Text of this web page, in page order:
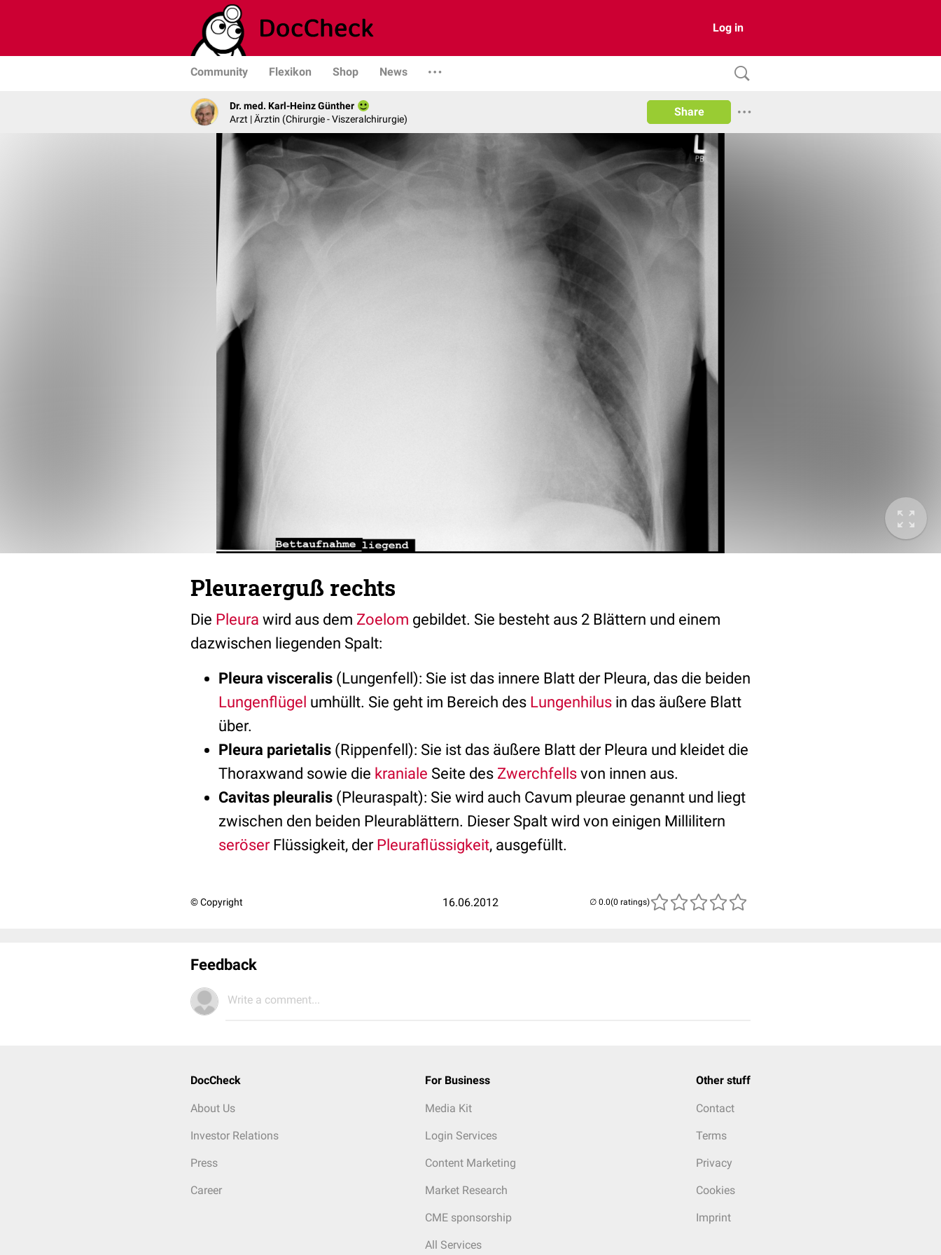
Log in
Community Flexikon Shop News
Dr. med. Karl-Heinz Günther
Arzt | Ärztin (Chirurgie - Viszeralchirurgie)
Share
Pleuraerguß rechts
Die Pleura wird aus dem Zoelom gebildet. Sie besteht aus 2 Blättern und einem
dazwischen liegenden Spalt:
Pleura visceralis (Lungenfell): Sie ist das innere Blatt der Pleura, das die beiden
Lungenflügel umhüllt. Sie geht im Bereich des Lungenhilus in das äußere Blatt
über.
Pleura parietalis (Rippenfell): Sie ist das äußere Blatt der Pleura und kleidet die
Thoraxwand sowie die kraniale Seite des Zwerchfells von innen aus.
Cavitas pleuralis (Pleuraspalt): Sie wird auch Cavum pleurae genannt und liegt
zwischen den beiden Pleurablättern. Dieser Spalt wird von einigen Millilitern
seröserFlüssigkeit, der Pleuraflüssigkeit, ausgefüllt.
© Copyright 16.06.2012 (0 ratings)
Feedback
Write a comment...
DocCheck
About Us
Investor Relations
Press
Career
For Business
Media Kit
Login Services
Content Marketing
Market Research
CME sponsorship
All Services
Other stuff
Contact
Terms
Privacy
Cookies
Imprint